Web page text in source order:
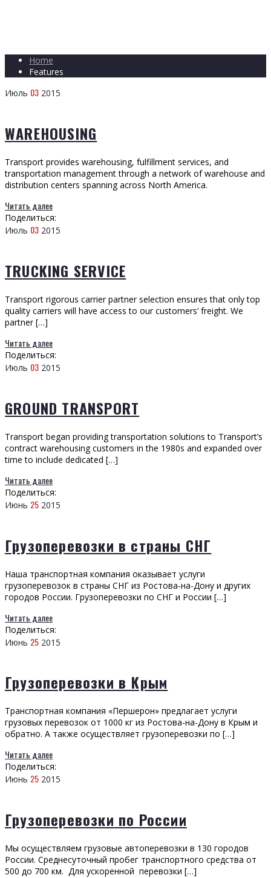
Home
Features
Июль 03 2015
WAREHOUSING
Transport provides warehousing, fulfillment services, and
transportation management through a network of warehouse and
distribution centers spanning across North America.
Читать далее
Поделиться:
Июль 03 2015
TRUCKING SERVICE
Transport rigorous carrier partner selection ensures that only top
quality carriers will have access to our customers’ freight. We
partner […]
Читать далее
Поделиться:
Июль 03 2015
GROUND TRANSPORT
Transport began providing transportation solutions to Transport’s
contract warehousing customers in the 1980s and expanded over
time to include dedicated […]
Читать далее
Поделиться:
Июнь 25 2015
Грузоперевозки в страны СНГ
Наша транспортная компания оказывает услуги
грузоперевозок в страны СНГ из Ростова-на-Дону и других
городов России. Грузоперевозки по СНГ и России […]
Читать далее
Поделиться:
Июнь 25 2015
Грузоперевозки в Крым
Транспортная компания «Першерон» предлагает услуги
грузовых перевозок от 1000 кг из Ростова-на-Дону в Крым и
обратно. А также осуществляет грузоперевозки по […]
Читать далее
Поделиться:
Июнь 25 2015
Грузоперевозки по России
Мы осуществляем грузовые автоперевозки в 130 городов
России. Среднесуточный пробег транспортного средства от
500 до 700 км. Для ускоренной перевозки […]